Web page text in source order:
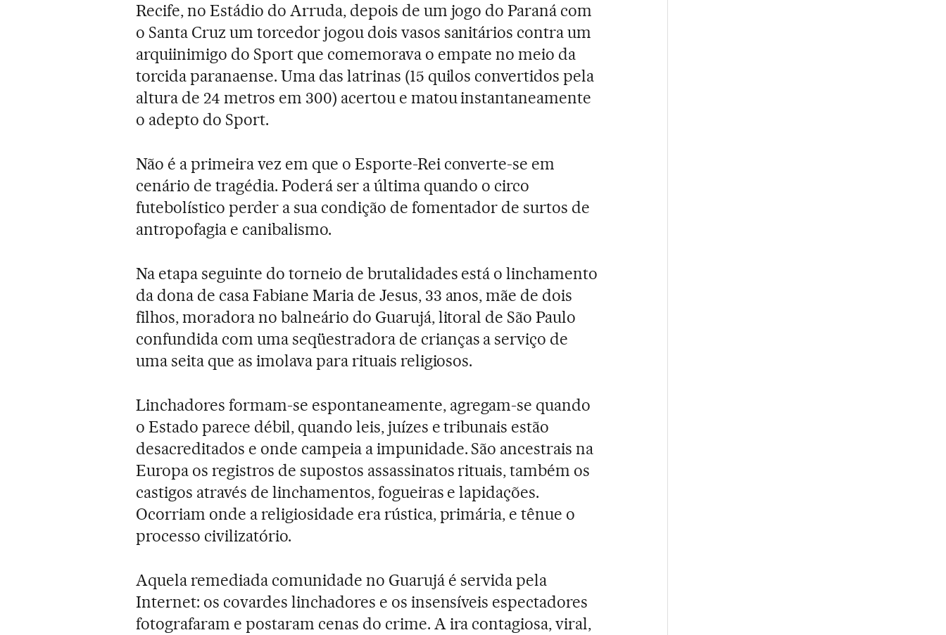
Recife, no Estádio do Arruda, depois de um jogo do Paraná com
o Santa Cruz um torcedor jogou dois vasos sanitários contra um
arquiinimigo do Sport que comemorava o empate no meio da
torcida paranaense. Uma das latrinas (15 quilos convertidos pela
altura de 24 metros em 300) acertou e matou instantaneamente
o adepto do Sport.
Não é a primeira vez em que o Esporte-Rei converte-se em
cenário de tragédia. Poderá ser a última quando o circo
futebolístico perder a sua condição de fomentador de surtos de
antropofagia e canibalismo.
Na etapa seguinte do torneio de brutalidades está o linchamento
da dona de casa Fabiane Maria de Jesus, 33 anos, mãe de dois
filhos, moradora no balneário do Guarujá, litoral de São Paulo
confundida com uma seqüestradora de crianças a serviço de
uma seita que as imolava para rituais religiosos.
Linchadores formam-se espontaneamente, agregam-se quando
o Estado parece débil, quando leis, juízes e tribunais estão
desacreditados e onde campeia a impunidade. São ancestrais na
Europa os registros de supostos assassinatos rituais, também os
castigos através de linchamentos, fogueiras e lapidações.
Ocorriam onde a religiosidade era rústica, primária, e tênue o
processo civilizatório.
Aquela remediada comunidade no Guarujá é servida pela
Internet: os covardes linchadores e os insensíveis espectadores
fotografaram e postaram cenas do crime. A ira contagiosa, viral,